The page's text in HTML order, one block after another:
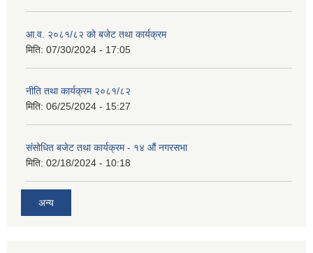
आ.व. २०८१/८२ को बजेट तथा कार्यक्रम
मिति: 07/30/2024 - 17:05
नीति तथा कार्यक्रम २०८१/८२
मिति: 06/25/2024 - 15:27
संसोधित बजेट तथा कार्यक्रम - १४ औं नगरसभा
मिति: 02/18/2024 - 10:18
अन्य